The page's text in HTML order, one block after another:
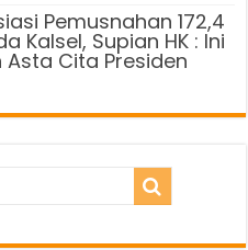
Pemusnahan 172,4
Kalsel, Supian HK : Ini
Asta Cita Presiden